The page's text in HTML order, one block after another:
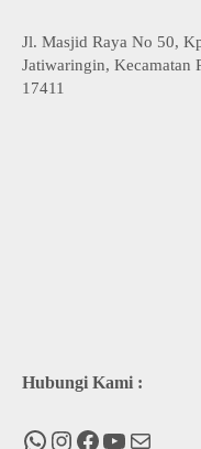
Jl. Masjid Raya No 50,
Jatiwaringin, Kecamatan
17411
Hubungi Kami :
WhatsApp
Instagram
Facebook
You Tube
Mail